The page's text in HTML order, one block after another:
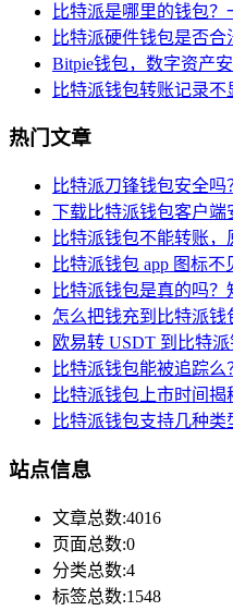
比特派是哪里的钱包
比特派硬件钱包是否
Bitpie钱包，数字资产
比特派钱包转账记录
热门文章
比特派刀锋钱包安全
下载比特派钱包客户端
比特派钱包不能转账
比特派钱包 app 图标不
比特派钱包是真的吗
怎么把钱充到比特派钱
欧易转 USDT 到比特
比特派钱包能被追踪
比特派钱包上市时间揭
比特派钱包支持几种类
站点信息
文章总数:4016
页面总数:0
分类总数:4
标签总数:1548